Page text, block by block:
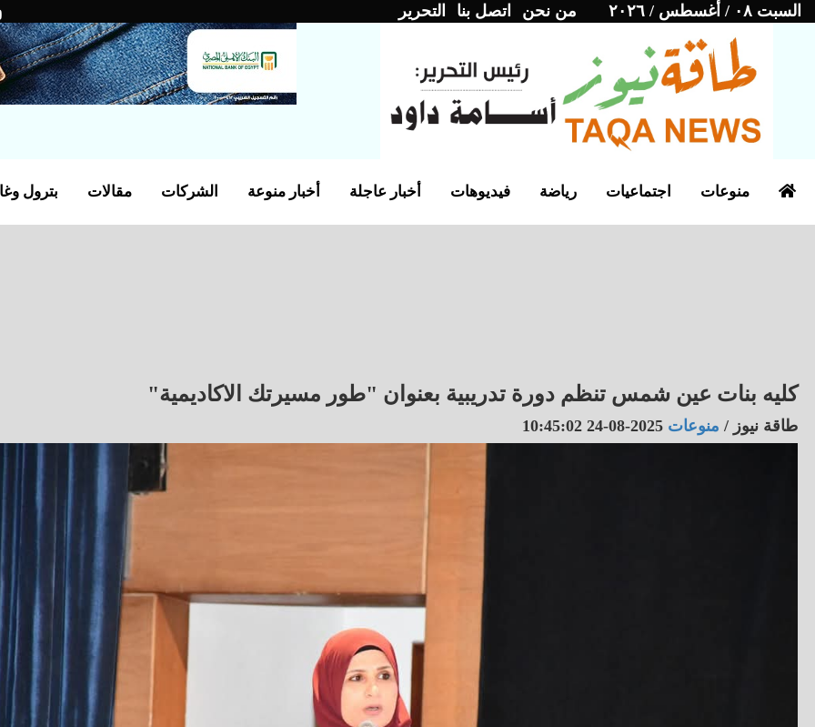
السبت ٠٨ / أغسطس / ٢٠٢٦ من نحن اتصل بنا التحرير
بترول مقالات الشركات أخبار منوعة أخبار عاجلة فيديوهات رياضة اجتماعيات منوعات
كليه بنات عين شمس تنظم دورة تدريبية بعنوان "طور مسيرتك الاكاديمية"
طاقة نيوز / منوعات2025-08-24 10:45:02